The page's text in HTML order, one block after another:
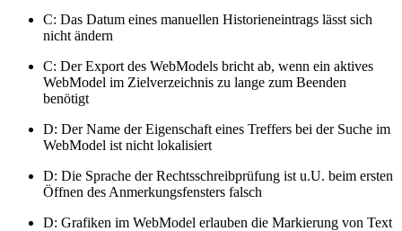
C: Das Datum eines manuellen Historieneintrags lässt sich
nicht ändern
C: Der Export des WebModels bricht ab, wenn ein aktives
WebModel im Zielverzeichnis zu lange zum Beenden
benötigt
D: Der Name der Eigenschaft eines Treffers bei der Suche im
WebModel ist nicht lokalisiert
D: Die Sprache der Rechtsschreibprüfung ist u.U. beim ersten
Öffnen des Anmerkungsfensters falsch
D: Grafiken im WebModel erlauben die Markierung von Text